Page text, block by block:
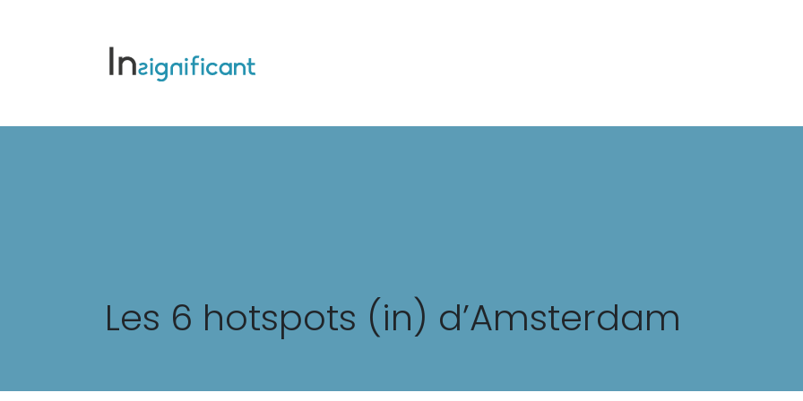
Les 6 hotspots (in) d’Amsterdam